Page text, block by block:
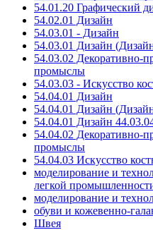
54.01.20 Графический
54.02.01 Дизайн
54.03.01 - Дизайн
54.03.01 Дизайн
54.03.02 Декоративно-
промыслы
54.03.03 - Искусство
54.04.01 Дизайн
54.04.01 Дизайн
54.04.01 Дизайн
54.04.02 Декоративно-
промыслы
54.04.03 Искусство
моделирование и
легкой
моделирование и
обуви и кожевенно-
Швея